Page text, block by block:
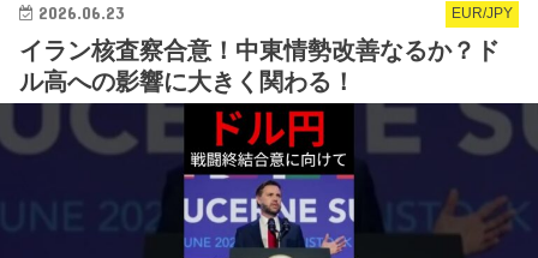
EUR/JPY
2026.06.23
イラン核査察合意！中東情勢改善なるか？ド
ル高への影響に大きく関わる！